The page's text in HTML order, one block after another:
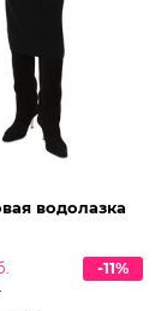
водолазка
-11%